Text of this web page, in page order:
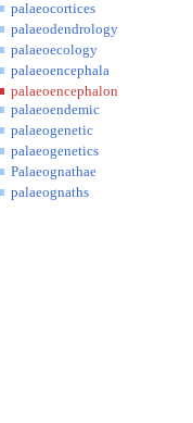
palaeocortices
palaeodendrology
palaeoecology
palaeoencephala
palaeoencephalon
palaeoendemic
palaeogenetic
palaeogenetics
Palaeognathae
palaeognaths